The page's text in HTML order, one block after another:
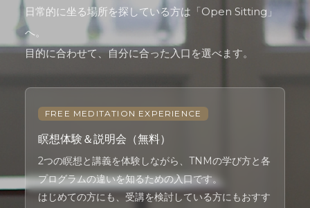
日常的に坐る場所を探している方は「Open Sitting」
へ。
目的に合わせて、自分に合った入口を選べます。
FREE MEDITATION EXPERIENCE
瞑想体験＆説明会（無料）
2つの瞑想と講義を体験しながら、TNMの学び方と各
プログラムの違いを知るための入口です。
はじめての方にも、受講を検討している方にもおすす